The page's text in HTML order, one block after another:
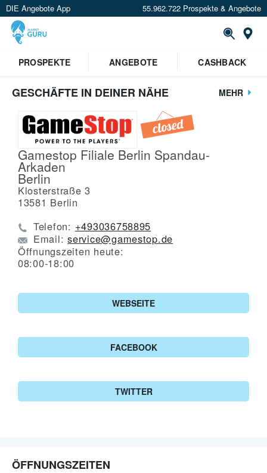
DIE Angebote App 55.962.722 Prospekte & Angebote
PROSPEKTE
ANGEBOTE CASHBACK
GESCHÄFTE IN DEINER NÄHE MEHR
Gamestop Filiale Berlin Spandau-
Arkaden
Berlin
Klosterstraße 3
13581 Berlin
Telefon: +493036758895
Email:service@gamestop.de
Öffnungszeiten heute:
08:00-18:00
WEBSEITE
FACEBOOK
TWITTER
ÖFFNUNGSZEITEN